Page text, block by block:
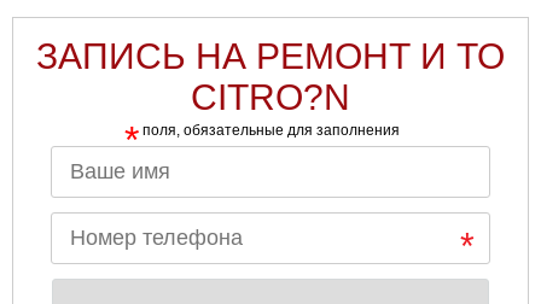
ЗАПИСЬ НА РЕМОНТ И ТО
CITRO?N
* поля, обязательные для заполнения